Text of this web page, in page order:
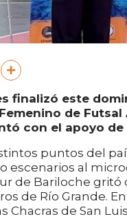
finalizó este
de
con el apoyo
puntos del
al
de Bariloche
de Río Grande.
Chacras de San